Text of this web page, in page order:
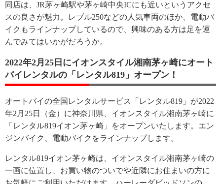
同店は、JR茅ヶ崎駅や茅ヶ崎中央ICにも近いというアクセ
スの良さが魅力。レブル250などの人気車両のほか、電動バ
イクもラインナップしているので、興味のある方は足を運
んでみてはいかがだろうか。
2022年2月25日にイオンスタイル湘南茅ヶ崎にオート
バイレンタルの「レンタル819」オープン！
オートバイの全国レンタルサービス「レンタル819」が2022
年2月25日（金）に神奈川県、イオンスタイル湘南茅ヶ崎に
「レンタル819イオン茅ヶ崎」をオープンいたします。エン
ジンバイク、電動バイクをラインナップします。
レンタル819イオン茅ヶ崎は、イオンスタイル湘南茅ヶ崎の
一画に位置し、お買い物のついでや近隣にお住まいの方に